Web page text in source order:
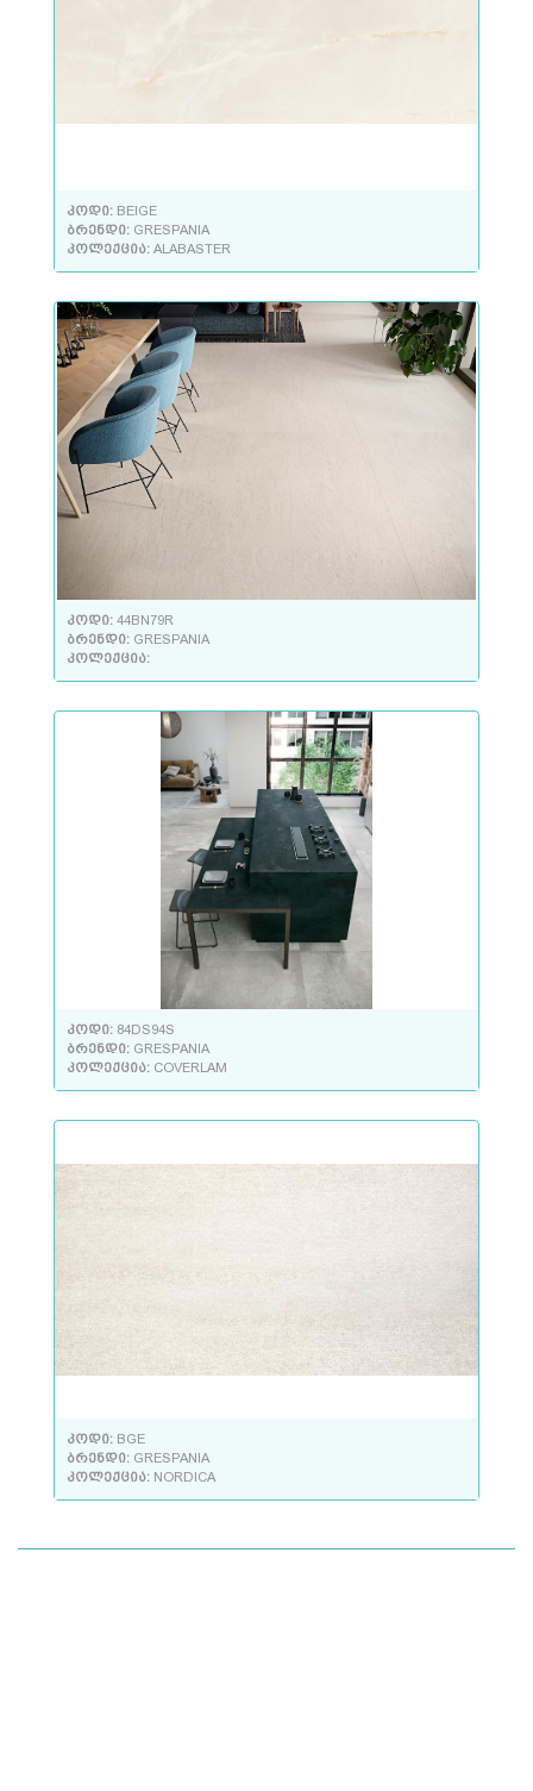
კოდი: BEIGE
ბრენდი: GRESPANIA
კოლექცია: ALABASTER
კოდი: 44BN79R
ბრენდი: GRESPANIA
კოლექცია:
კოდი: 84DS94S
ბრენდი: GRESPANIA
კოლექცია: COVERLAM
კოდი: BGE
ბრენდი: GRESPANIA
კოლექცია: NORDICA